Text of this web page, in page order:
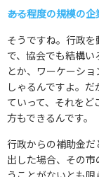
――ある程度の規模の
そうですね。行政
で、協会でも結構
とか、ワーケーシ
しゃるんですよ。
ていって、それを
方もできるんです。
行政からの補助金
出した場合、その